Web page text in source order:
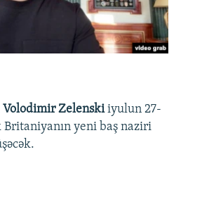
Volodimir Zelenskiiyulun 27-
Britaniyanın yeni baş naziri